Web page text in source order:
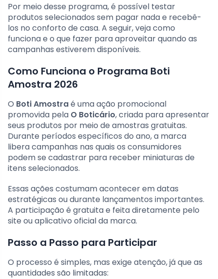
Por meio desse programa, é possível testar
produtos selecionados sem pagar nada e recebê-
los no conforto de casa. A seguir, veja como
funciona e o que fazer para aproveitar quando as
campanhas estiverem disponíveis.
Como Funciona o Programa Boti
Amostra 2026
O Boti Amostraé uma ação promocional
promovida pela O Boticário, criada para apresentar
seus produtos por meio de amostras gratuitas.
Durante períodos específicos do ano, a marca
libera campanhas nas quais os consumidores
podem se cadastrar para receber miniaturas de
itens selecionados.
Essas ações costumam acontecer em datas
estratégicas ou durante lançamentos importantes.
A participação é gratuita e feita diretamente pelo
site ou aplicativo oficial da marca.
Passo a Passo para Participar
O processo é simples, mas exige atenção, já que as
quantidades são limitadas: